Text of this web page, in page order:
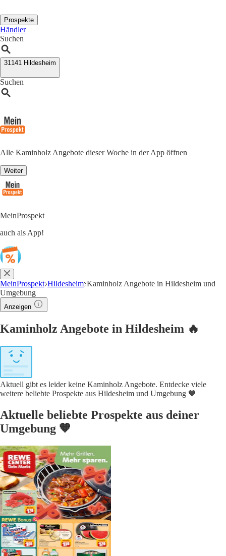
Prospekte
Händler
Suchen
31141 Hildesheim
Suchen
Alle Kaminholz Angebote dieser Woche in der App öffnen
Weiter
MeinProspekt
auch als App!
MeinProspekt Hildesheim Kaminholz Angebote in Hildesheim und
Umgebung
Anzeigen
Kaminholz Angebote in Hildesheim 🔥
Aktuell gibt es leider keine Kaminholz Angebote. Entdecke viele
weitere beliebte Prospekte aus Hildesheim und Umgebung 🧡
Aktuelle beliebte Prospekte aus deiner
Umgebung 🧡